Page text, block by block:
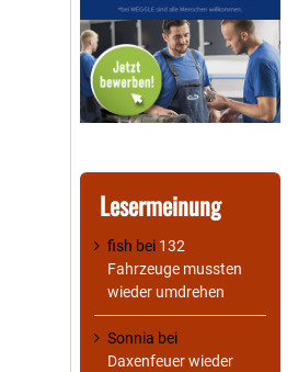
Lesermeinung
fish bei 132
Fahrzeuge mussten
wieder umdrehen
Sonnia bei
Daxenfeuer wieder